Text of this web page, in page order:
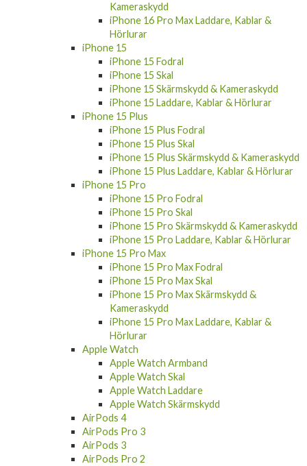
iPhone 16 Pro Max Laddare, Kablar &
Hörlurar
iPhone 15
iPhone 15 Fodral
iPhone 15 Skal
iPhone 15 Skärmskydd & Kameraskydd
iPhone 15 Laddare, Kablar & Hörlurar
iPhone 15 Plus
iPhone 15 Plus Fodral
iPhone 15 Plus Skal
iPhone 15 Plus Skärmskydd & Kameraskydd
iPhone 15 Plus Laddare, Kablar & Hörlurar
iPhone 15 Pro
iPhone 15 Pro Fodral
iPhone 15 Pro Skal
iPhone 15 Pro Skärmskydd & Kameraskydd
iPhone 15 Pro Laddare, Kablar & Hörlurar
iPhone 15 Pro Max
iPhone 15 Pro Max Fodral
iPhone 15 Pro Max Skal
iPhone 15 Pro Max Skärmskydd &
Kameraskydd
iPhone 15 Pro Max Laddare, Kablar &
Hörlurar
Apple Watch
Apple Watch Armband
Apple Watch Skal
Apple Watch Laddare
Apple Watch Skärmskydd
AirPods 4
AirPods Pro 3
AirPods 3
AirPods Pro 2
AirPods 1/2